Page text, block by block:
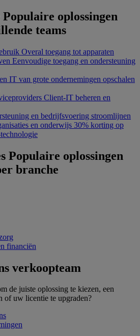
Populaire oplossingen
teams
Overal toegang tot apparaten
Eenvoudige toegang en ondersteuning
IT van grote ondernemingen opschalen
Client-IT beheren en
en bedrijfsvoering stroomlijnen
en onderwijs 30% korting op
Populaire oplossingen
branche
financiën
verkoopteam
de juiste oplossing te kiezen, een
of uw licentie te upgraden?